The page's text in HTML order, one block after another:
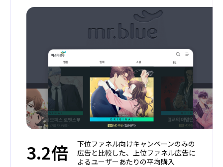
3.2倍
下位ファネル向けキャンペーンのみの
広告と比較した、上位ファネル広告に
よるユーザーあたりの平均購入